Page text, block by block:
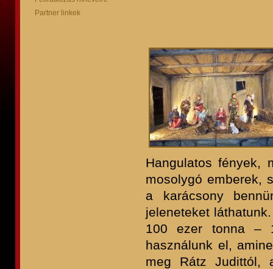
Partner linkek
Hangulatos fények,
mosolygó emberek,
a karácsony
jeleneteket
100 ezer tonna –
használunk el,
meg Rátz Judittól,